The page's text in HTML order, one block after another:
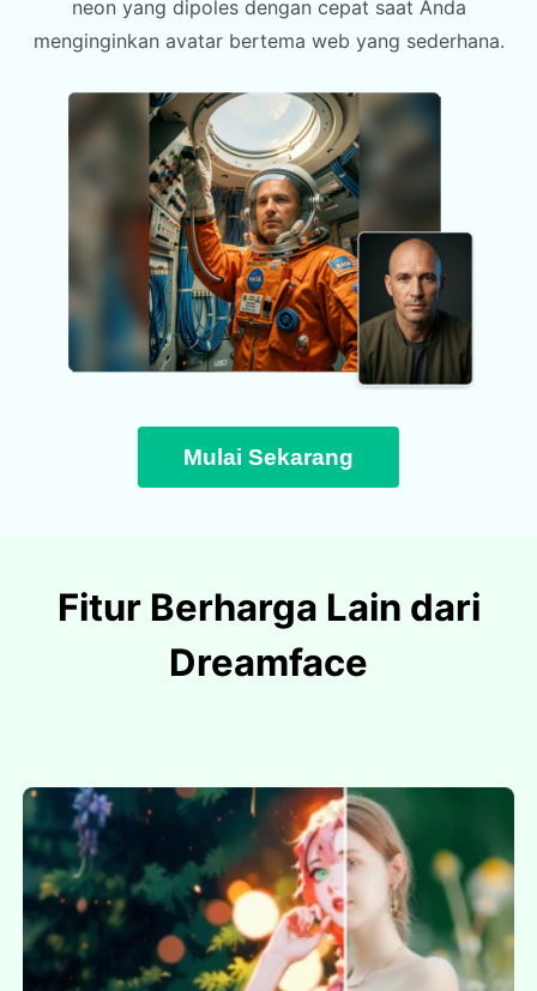
neon yang dipoles dengan cepat saat Anda
menginginkan avatar bertema web yang sederhana.
Mulai Sekarang
Fitur Berharga Lain dari
Dreamface